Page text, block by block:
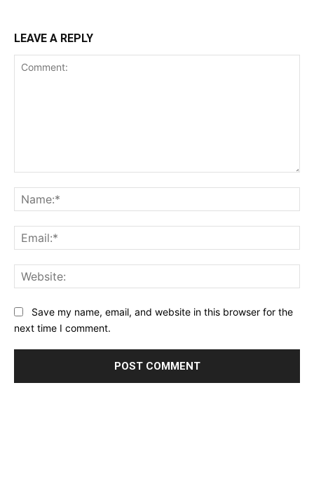
LEAVE A REPLY
Save my name, email, and website in this browser for the
next time I comment.